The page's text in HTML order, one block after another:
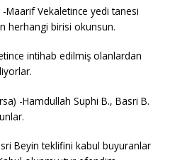
-Maarif Vekaletince yedi tanesi
herhangi birisi okunsun.
intihab edilmiş olanlardan
-Hamdullah Suphi B., Basri B.
Beyin teklifini kabul buyuranlar